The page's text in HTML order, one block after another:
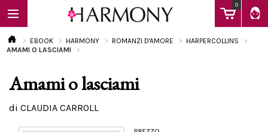
0
EBOOK
EBOOK HARMONY ROMANZI D'AMORE
HARPERCOLLINS
AMAMI O LASCIAMI
Amami o lasciami
di CLAUDIA CARROLL